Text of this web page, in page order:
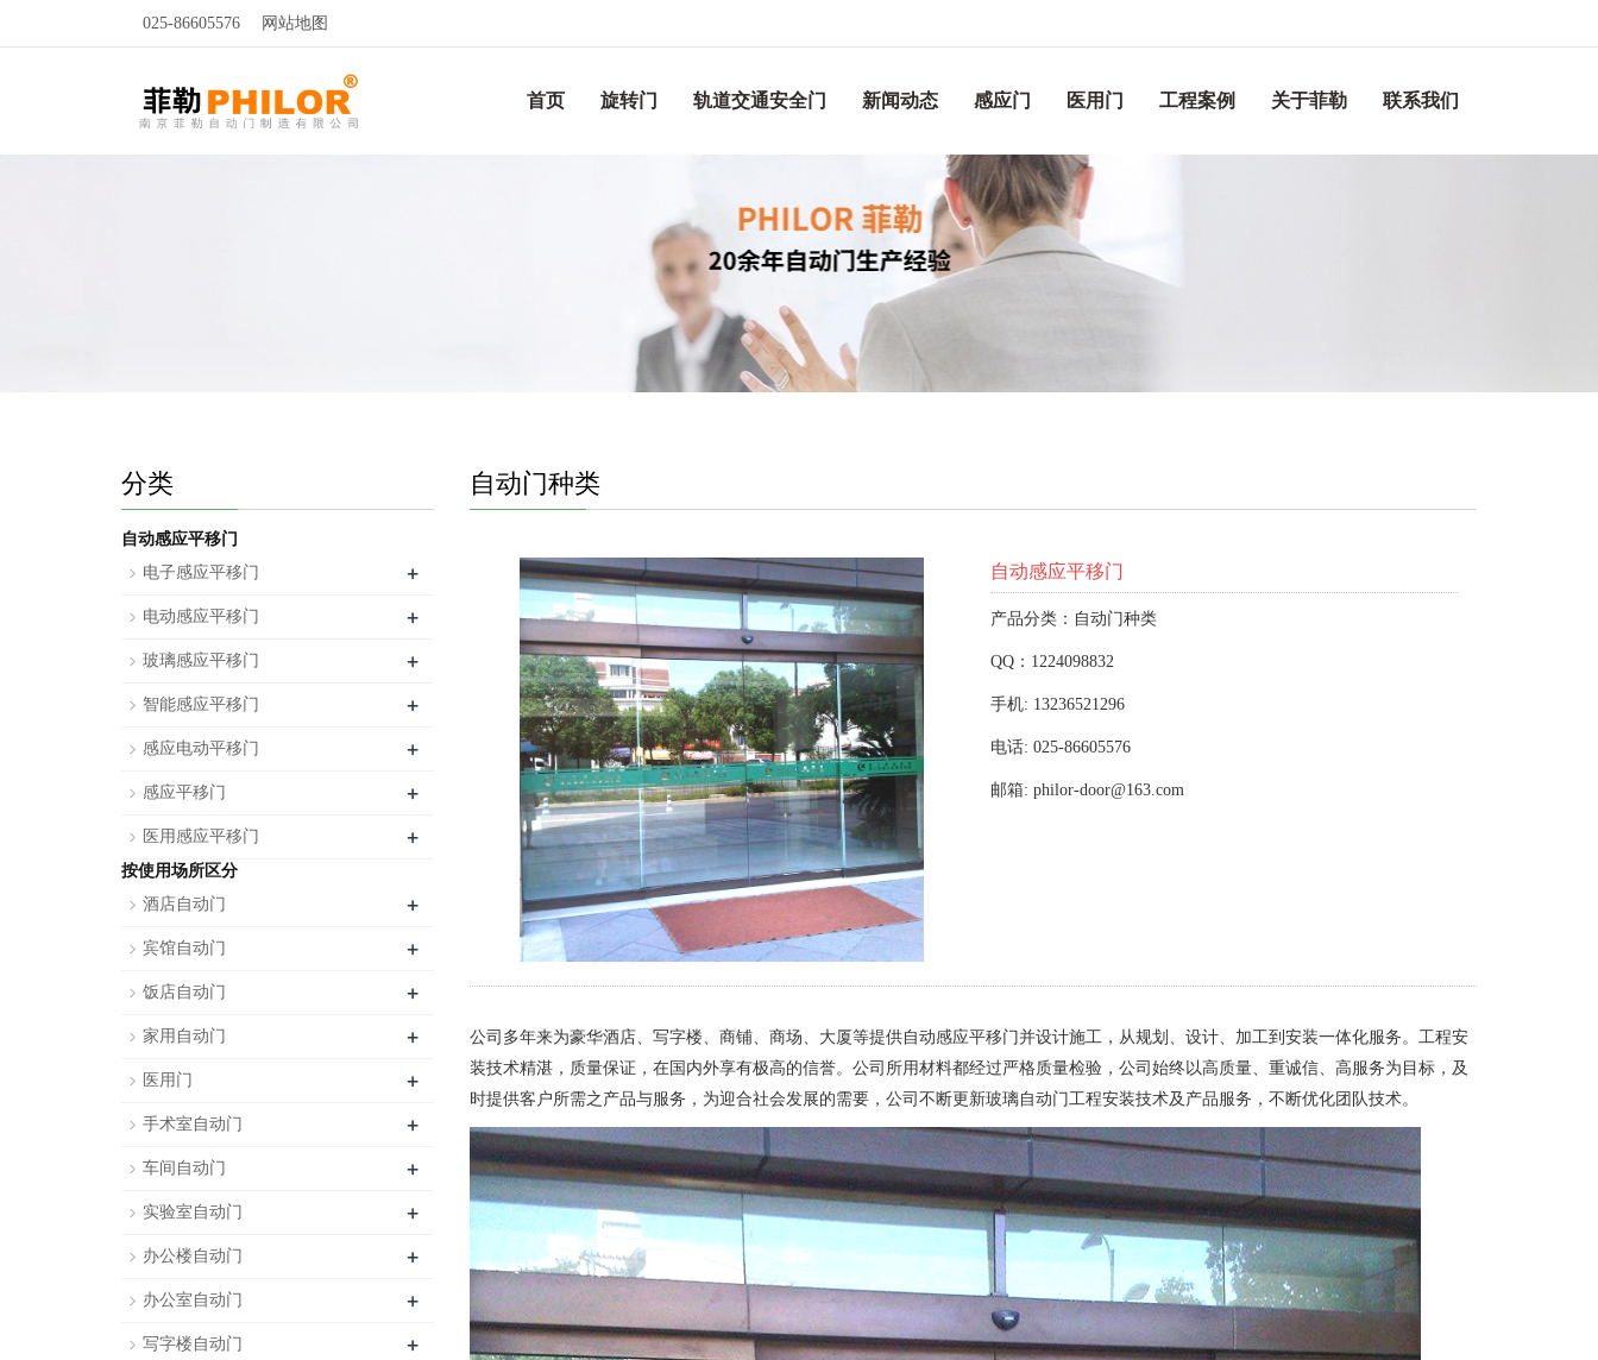
025-86605576 网站地图
首页 旋转门 轨道交通安全门 新闻动态 感应门 医用门 工程案例 关于菲勒 联系我们
自动门种类
自动感应平移门
产品分类：自动门种类
QQ：1224098832
手机: 13236521296
电话: 025-86605576
邮箱: philor-door@163.com
公司多年来为豪华酒店、写字楼、商铺、商场、大厦等提供自动感应平移门并设计施工，从规划、设计、加工到安装一体化服务。工程安
装技术精湛，质量保证，在国内外享有极高的信誉。公司所用材料都经过严格质量检验，公司始终以高质量、重诚信、高服务为目标，及
时提供客户所需之产品与服务，为迎合社会发展的需要，公司不断更新玻璃自动门工程安装技术及产品服务，不断优化团队技术。
分类
自动感应平移门
电子感应平移门
+
电动感应平移门 +
玻璃感应平移门 +
智能感应平移门 +
感应电动平移门 +
感应平移门 +
医用感应平移门 +
按使用场所区分
酒店自动门
+
宾馆自动门 +
饭店自动门 +
家用自动门 +
医用门 +
手术室自动门 +
车间自动门 +
实验室自动门 +
办公楼自动门 +
办公室自动门 +
写字楼自动门 +